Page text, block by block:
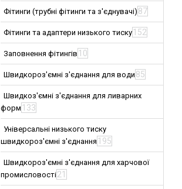
Фітинги (трубні фітинги та з'єднувачі) 87
Фітинги та адаптери низького тиску 152
Заповнення фітингів 10
Швидкороз'ємні з'єднання для води 85
Швидкоз'ємні з'єднання для ливарних
форм 133
Універсальні низького тиску
швидкороз'ємні з'єднання 195
Швидкороз'ємні з'єднання для харчової
промисловості21